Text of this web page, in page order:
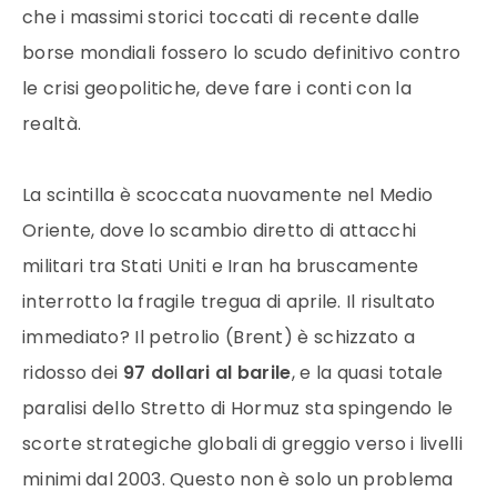
che i massimi storici toccati di recente dalle
borse mondiali fossero lo scudo definitivo contro
le crisi geopolitiche, deve fare i conti con la
realtà.
La scintilla è scoccata nuovamente nel Medio
Oriente, dove lo scambio diretto di attacchi
militari tra Stati Uniti e Iran ha bruscamente
interrotto la fragile tregua di aprile. Il risultato
immediato? Il petrolio (Brent) è schizzato a
ridosso dei 97 dollari al barile, e la quasi totale
paralisi dello Stretto di Hormuz sta spingendo le
scorte strategiche globali di greggio verso i livelli
minimi dal 2003. Questo non è solo un problema